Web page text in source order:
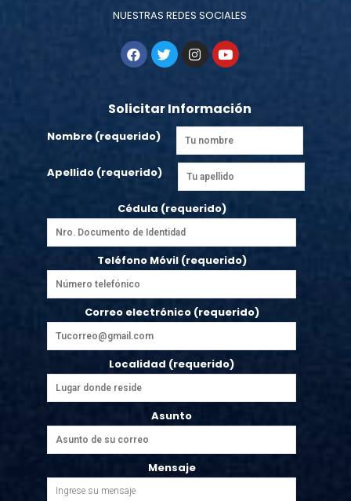
NUESTRAS REDES SOCIALES
Solicitar Información
Nombre (requerido)
Apellido (requerido)
Cédula (requerido)
Teléfono Móvil (requerido)
Correo electrónico (requerido)
Localidad (requerido)
Asunto
Mensaje